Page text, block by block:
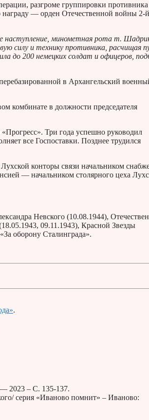
разгроме группировки противника
— орден Отечественной войны 2-й
наступление, минометная рота т.
силу и технику противника, расчищая
до 200 немецких солдат и офицеров,
в Архангельский
комбинате в должности председателя
Три года успешно руководил
все Госпоставки. Позднее трудился
конторы связи начальником
— начальником столярного цеха
Невского (10.08.1944),
09.11.1943), Красной Звезды
оборону Сталинграда».
.
2023 – С. 135-137.
серия «Иваново помнит» – Иваново: